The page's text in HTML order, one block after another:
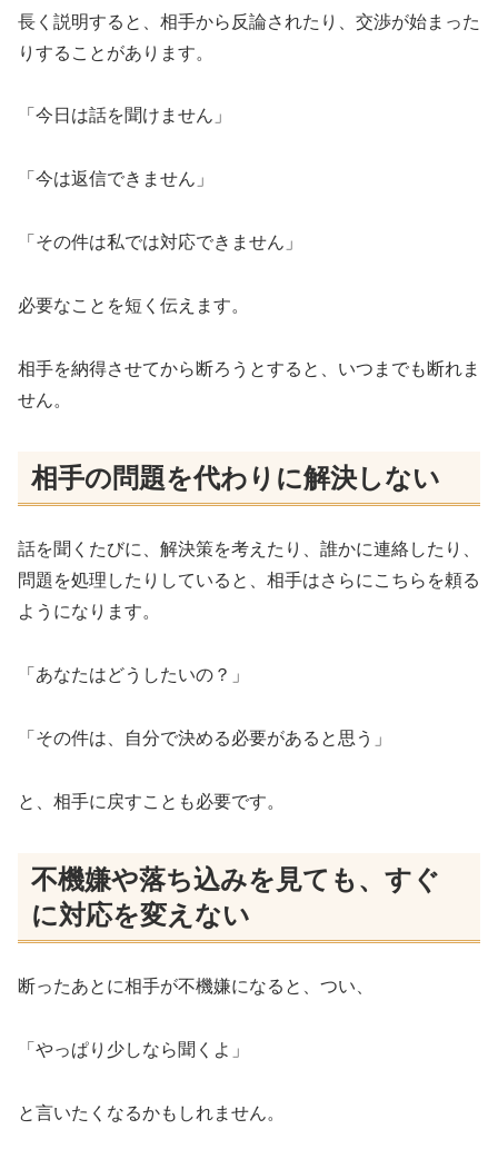
長く説明すると、相手から反論されたり、交渉が始まった
りすることがあります。
「今日は話を聞けません」
「今は返信できません」
「その件は私では対応できません」
必要なことを短く伝えます。
相手を納得させてから断ろうとすると、いつまでも断れま
せん。
相手の問題を代わりに解決しない
話を聞くたびに、解決策を考えたり、誰かに連絡したり、
問題を処理したりしていると、相手はさらにこちらを頼る
ようになります。
「あなたはどうしたいの？」
「その件は、自分で決める必要があると思う」
と、相手に戻すことも必要です。
不機嫌や落ち込みを見ても、すぐ
に対応を変えない
断ったあとに相手が不機嫌になると、つい、
「やっぱり少しなら聞くよ」
と言いたくなるかもしれません。